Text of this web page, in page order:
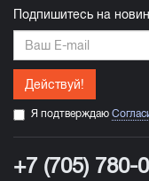
Подпишитесь на
Действуй!
Я подтверждаю
+7 (705) 780-